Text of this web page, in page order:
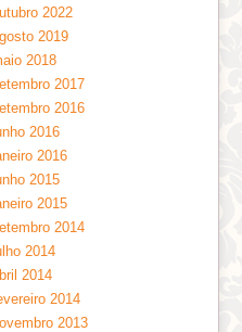
2022
2019
2018
2017
2016
2016
2016
2015
2015
2014
2014
2014
2014
2013